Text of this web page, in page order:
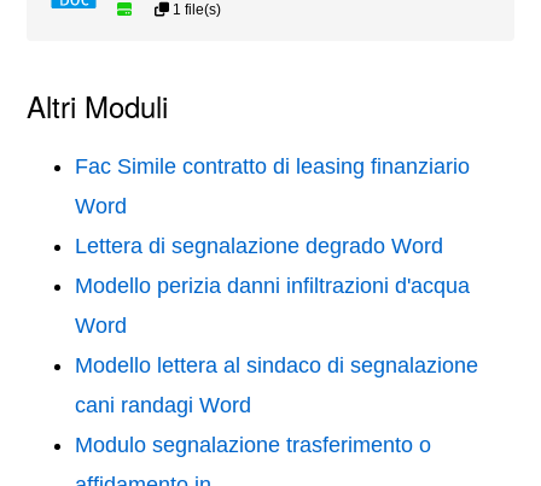
1 file(s)
Altri Moduli
Fac Simile contratto di leasing finanziario
Word
Lettera di segnalazione degrado Word
Modello perizia danni infiltrazioni d'acqua
Word
Modello lettera al sindaco di segnalazione
cani randagi Word
Modulo segnalazione trasferimento o